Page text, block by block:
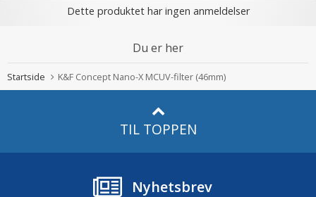
Dette produktet har ingen anmeldelser
Du er her
Startside K&F Concept Nano-X MCUV-filter (46mm)
TIL TOPPEN
Nyhetsbrev